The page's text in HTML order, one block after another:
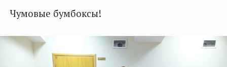
Чумовые бумбоксы!